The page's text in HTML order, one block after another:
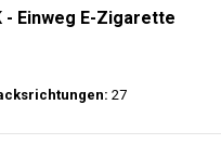
- Einweg E-Zigarette
27